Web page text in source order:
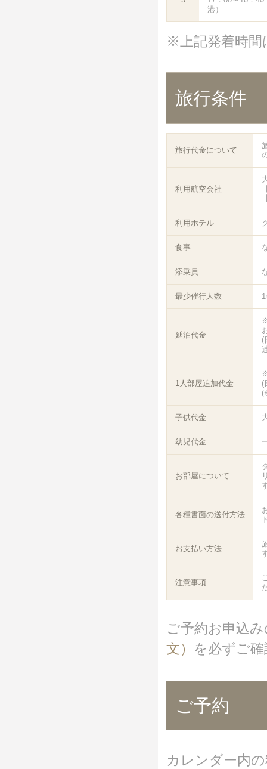
港）
※上記発着時間
旅行条件
旅行代金について
利用航空会社
利用ホテル
食事
添乗員
最少催行人数
延泊代金
(
1人部屋追加代金
(
(
子供代金
幼児代金
お部屋について
各種書面の送付方法
お支払い方法
注意事項
ご予約お申込
文）
を必ずご
ご予約
カレンダー内